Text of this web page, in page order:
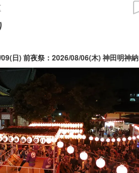
祭：2026/08/06(木) 神田明神納涼祭り：2026/08/07(金) ～ 2026/08/09(日)